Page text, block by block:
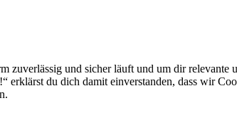
zuverlässig und sicher läuft und um dir
erklärst du dich damit einverstanden, dass wir